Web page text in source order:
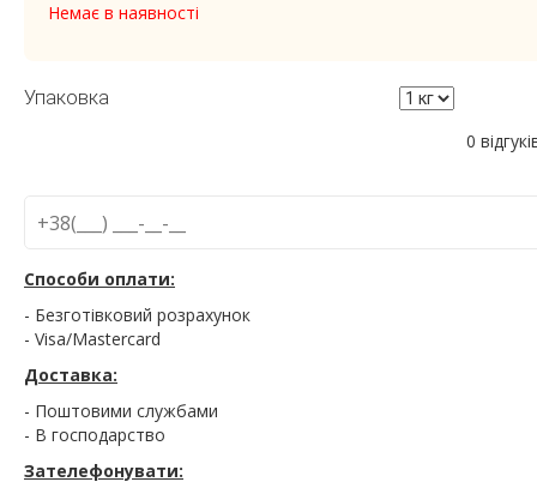
Немає в наявності
Упаковка
0
Способи оплати:
- Безготівковий розрахунок
- Visa/Mastercard
Доставка:
- Поштовими службами
- В господарство
Зателефонувати: